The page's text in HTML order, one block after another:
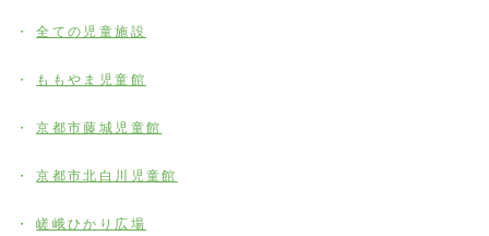
全ての児童施設
ももやま児童館
京都市藤城児童館
京都市北白川児童館
嵯峨ひかり広場